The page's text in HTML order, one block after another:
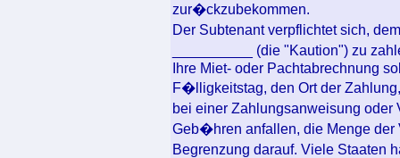
zur�ckzubekommen.
Der Subtenant verpflichtet sich,
__________ (die "Kaution") zu
Ihre Miet- oder Pachtabrechnung
F�lligkeitstag, den Ort der
bei einer Zahlungsanweisung
Geb�hren anfallen, die Menge
Begrenzung darauf. Viele Staaten